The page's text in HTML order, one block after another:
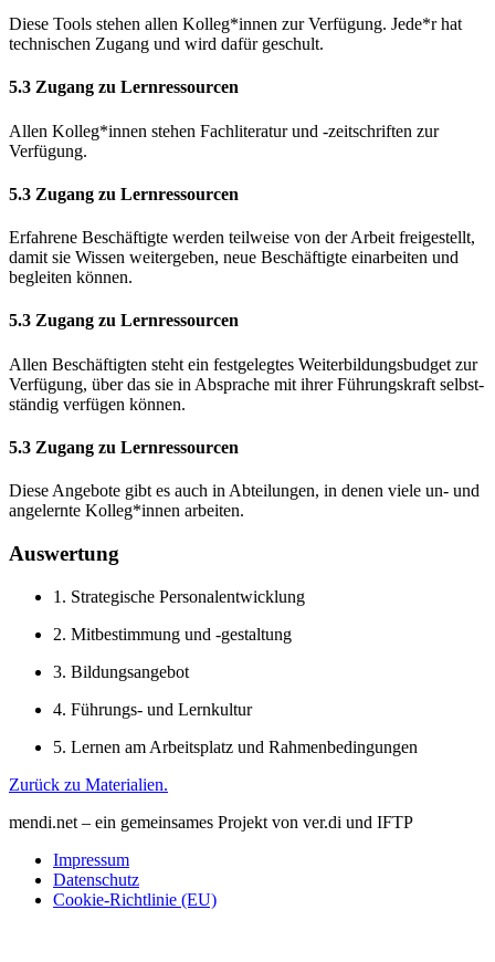
Diese Tools stehen allen Kolleg*innen zur Verfügung. Jede*r hat
technischen Zugang und wird dafür geschult.
5.3 Zugang zu Lernressourcen
Allen Kolleg*innen stehen Fachliteratur und -zeitschriften zur
Verfügung.
5.3 Zugang zu Lernressourcen
Erfahrene Beschäftigte werden teilweise von der Arbeit freigestellt,
damit sie Wissen weitergeben, neue Beschäftigte einarbeiten und
begleiten können.
5.3 Zugang zu Lernressourcen
Allen Beschäftigten steht ein festgelegtes Weiterbildungsbudget zur
Verfügung, über das sie in Absprache mit ihrer Führungskraft selbst-
ständig verfügen können.
5.3 Zugang zu Lernressourcen
Diese Angebote gibt es auch in Abteilungen, in denen viele un- und
angelernte Kolleg*innen arbeiten.
Auswertung
1. Strategische Personalentwicklung
2. Mitbestimmung und -gestaltung
3. Bildungsangebot
4. Führungs- und Lernkultur
5. Lernen am Arbeitsplatz und Rahmenbedingungen
Zurück zu Materialien.
mendi.net – ein gemeinsames Projekt von ver.di und IFTP
Impressum
Datenschutz
Cookie-Richtlinie (EU)